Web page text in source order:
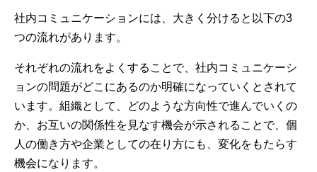
社内コミュニケーションには、大きく分けると以下の3
つの流れがあります。
それぞれの流れをよくすることで、社内コミュニケーシ
ョンの問題がどこにあるのか明確になっていくとされて
います。組織として、どのような方向性で進んでいくの
か、お互いの関係性を見なす機会が示されることで、個
人の働き方や企業としての在り方にも、変化をもたらす
機会になります。